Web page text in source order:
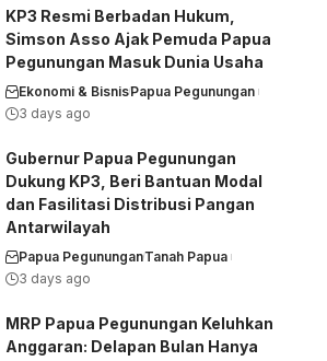
KP3 Resmi Berbadan Hukum,
Simson Asso Ajak Pemuda Papua
Pegunungan Masuk Dunia Usaha
Ekonomi & BisnisPapua Pegunungan
3 days ago
Gubernur Papua Pegunungan
Dukung KP3, Beri Bantuan Modal
dan Fasilitasi Distribusi Pangan
Antarwilayah
Papua PegununganTanah Papua
3 days ago
MRP Papua Pegunungan Keluhkan
Anggaran: Delapan Bulan Hanya